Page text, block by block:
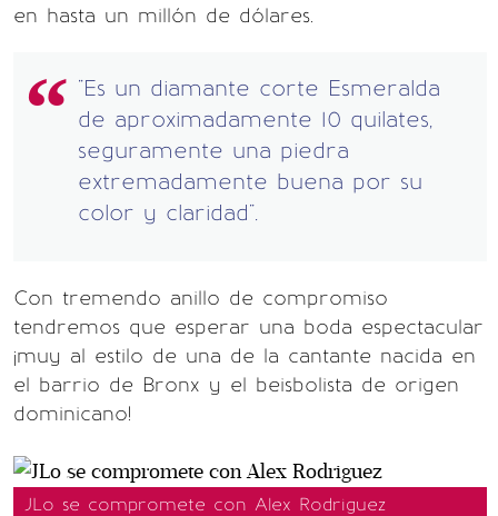
en hasta un millón de dólares.
"Es un diamante corte Esmeralda
de aproximadamente 10 quilates,
seguramente una piedra
extremadamente buena por su
color y claridad".
Con tremendo anillo de compromiso
tendremos que esperar una boda espectacular
¡muy al estilo de una de la cantante nacida en
el barrio de Bronx y el beisbolista de origen
dominicano!
JLo se compromete con Alex Rodriguez